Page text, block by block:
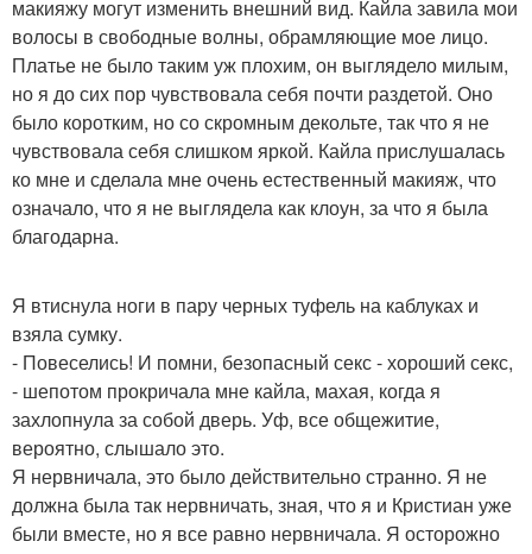
макияжу могут изменить внешний вид. Кайла завила мои
волосы в свободные волны, обрамляющие мое лицо.
Платье не было таким уж плохим, он выглядело милым,
но я до сих пор чувствовала себя почти раздетой. Оно
было коротким, но со скромным декольте, так что я не
чувствовала себя слишком яркой. Кайла прислушалась
ко мне и сделала мне очень естественный макияж, что
означало, что я не выглядела как клоун, за что я была
благодарна.
Я втиснула ноги в пару черных туфель на каблуках и
взяла сумку.
- Повеселись! И помни, безопасный секс - хороший секс,
- шепотом прокричала мне кайла, махая, когда я
захлопнула за собой дверь. Уф, все общежитие,
вероятно, слышало это.
Я нервничала, это было действительно странно. Я не
должна была так нервничать, зная, что я и Кристиан уже
были вместе, но я все равно нервничала. Я осторожно